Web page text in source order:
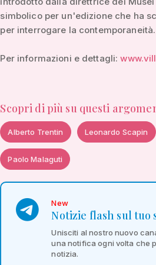
simbolico per un'edizione che ha
per interrogare la contemporaneità.
Per informazioni e dettagli:
Scopri di più su questi
Alberto Trentin Leonardo Scapin
Paolo Malaguti
New
Notizie flash sul tuo
Unisciti al nostro nuovo
una notifica ogni volta che
notizia.